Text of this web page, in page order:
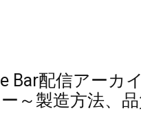
Bar配信アーカ
～製造方法、